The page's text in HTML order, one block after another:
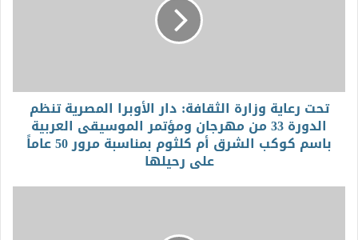
تحت رعاية وزارة الثقافة: دار الأوبرا المصرية تنظم
الدورة 33 من مهرجان ومؤتمر الموسيقى العربية
باسم كوكب الشرق أم كلثوم بمناسبة مرور 50 عاماً
على رحيلها